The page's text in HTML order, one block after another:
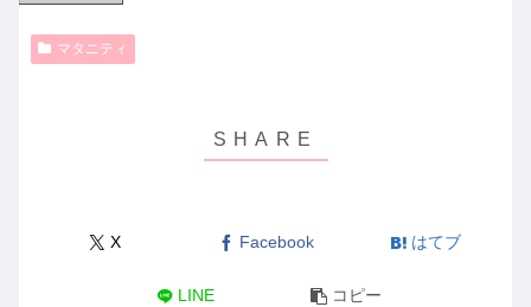
マタニティ
X Facebook はてブ
LINE コピー